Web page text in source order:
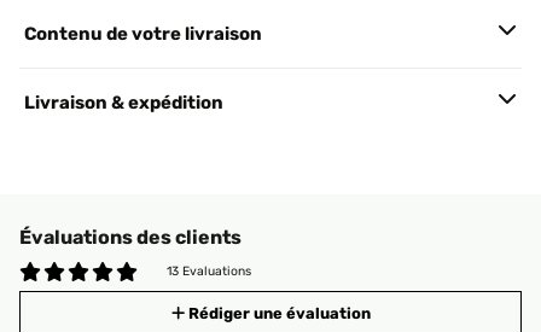
Contenu de votre livraison
Livraison & expédition
Évaluations des clients
13 Evaluations
Rédiger une évaluation